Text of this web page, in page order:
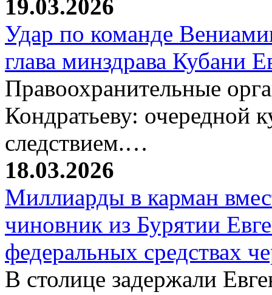
19.03.2026
Удар по команде
глава минздрава Кубани
Правоохранительные
Кондратьеву: очередной
следствием.…
18.03.2026
Миллиарды в карман
чиновник из Бурятии
федеральных средствах
В столице задержали